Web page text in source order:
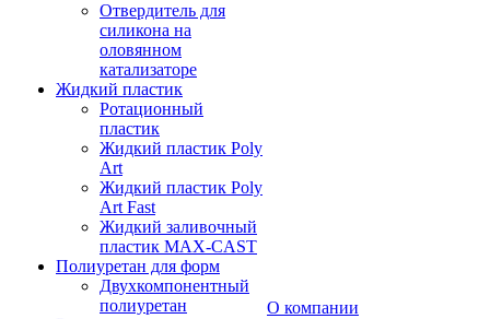
Отвердитель для
силикона на
оловянном
катализаторе
Жидкий пластик
Ротационный
пластик
Жидкий пластик Poly
Art
Жидкий пластик Poly
Art Fast
Жидкий заливочный
пластик MAX-CAST
Полиуретан для форм
Двухкомпонентный
полиуретан
О компании